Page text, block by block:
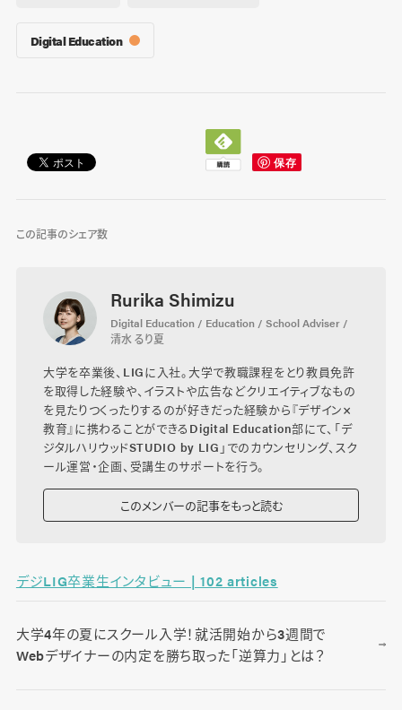
Digital Education
この記事のシェア数
Rurika Shimizu
Digital Education / Education / School Adviser /
清水 るり夏
大学を卒業後、LIGに入社。大学で教職課程をとり教員免許
を取得した経験や、イラストや広告などクリエイティブなもの
を見たりつくったりするのが好きだった経験から『デザイン×
教育』に携わることができるDigital Education部にて、「デ
ジタルハリウッドSTUDIO by LIG」でのカウンセリング、スク
ール運営・企画、受講生のサポートを行う。
このメンバーの記事をもっと読む
デジLIG卒業生インタビュー | 102 articles
大学4年の夏にスクール入学！就活開始から3週間で
Webデザイナーの内定を勝ち取った「逆算力」とは？